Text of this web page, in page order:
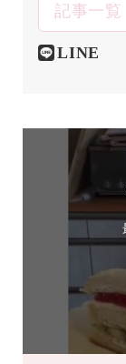
記事一覧
LINE